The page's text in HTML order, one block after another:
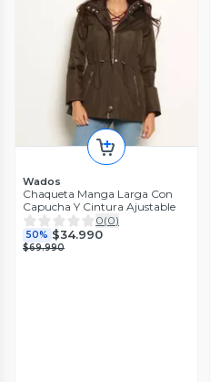
Wados
Chaqueta Manga Larga Con
Capucha Y Cintura Ajustable
0(0)
50% $34.990
$69.990